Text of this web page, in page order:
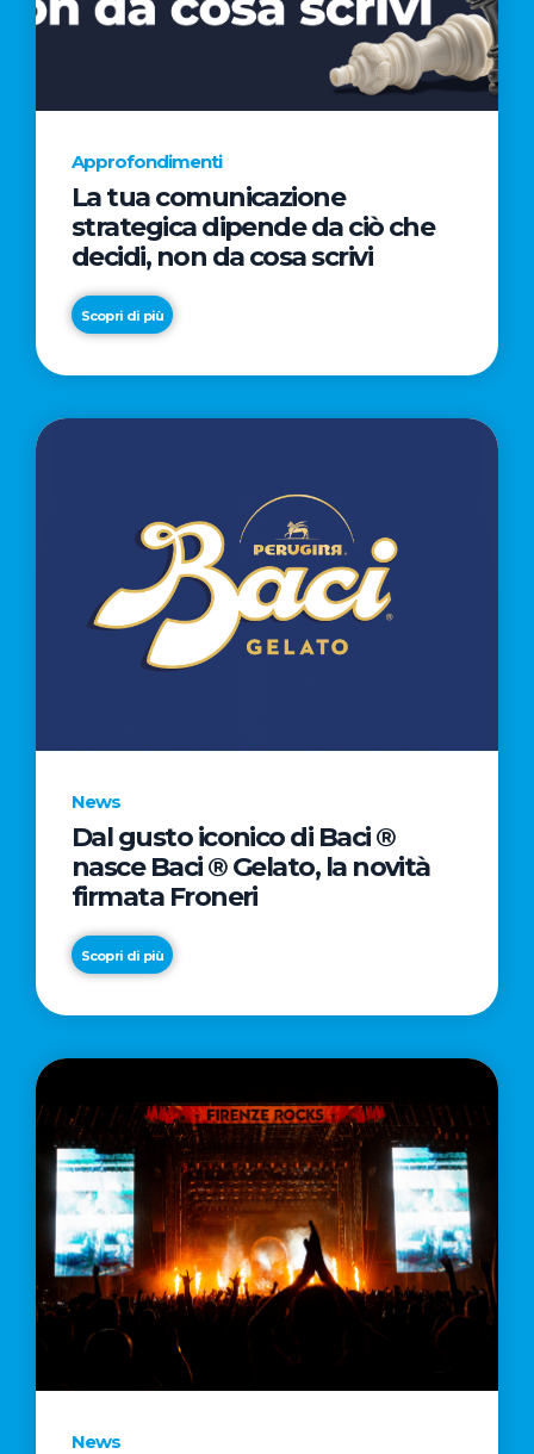
AL
CINEMA
NELLA
CAMPAGNA
REGISTA
PREMIO
OSCAR®
Approfondimenti
La tua comunicazione
strategica dipende da ciò che
decidi, non da cosa scrivi
Scopri di più
News
Dal gusto iconico di Baci ®
nasce Baci ® Gelato, la novità
firmata Froneri
Scopri di più
News